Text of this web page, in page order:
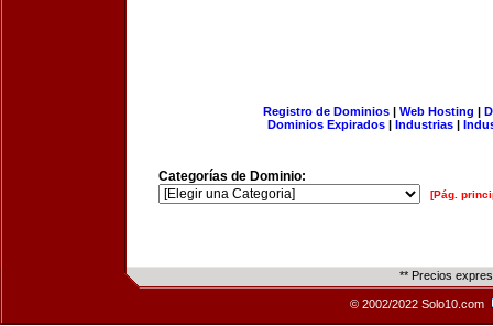
Registro de Dominios| Web Hosting |
Dominios Expirados | Industrias |
Categorías de Dominio:
[Pág.
** Precios
© 2002/2022 Solo10.com